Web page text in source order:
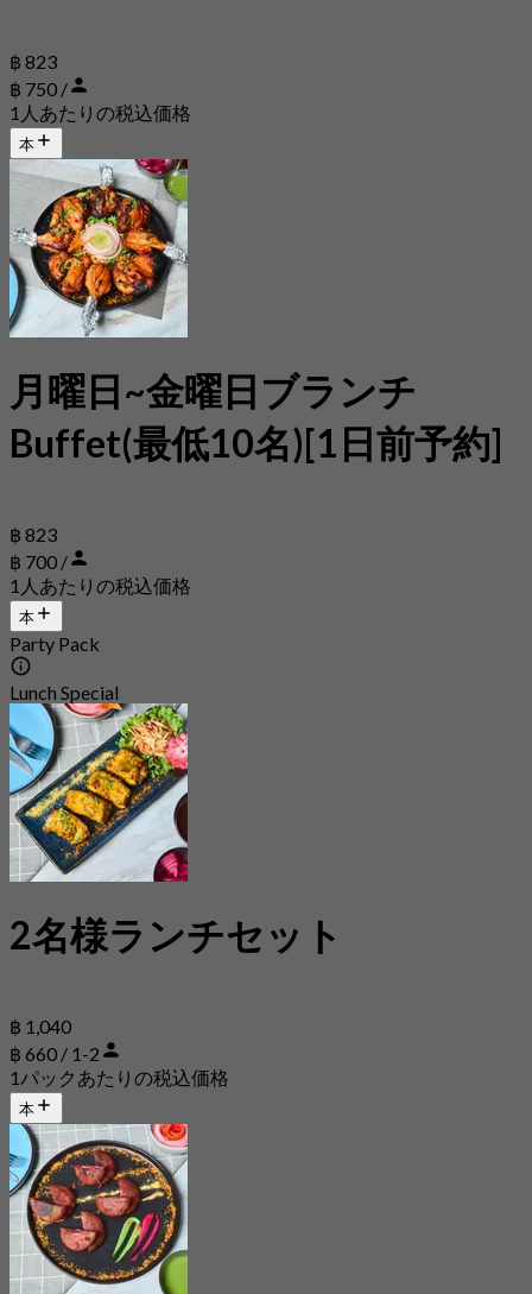
฿ 823
฿ 750 /
1人あたりの税込価格
本
月曜日~金曜日ブランチ
Buffet(最低10名)[1日前予約]
฿ 823
฿ 700 /
1人あたりの税込価格
本
Party Pack
Lunch Special
2名様ランチセット
฿ 1,040
฿ 660 / 1-2
1パックあたりの税込価格
本